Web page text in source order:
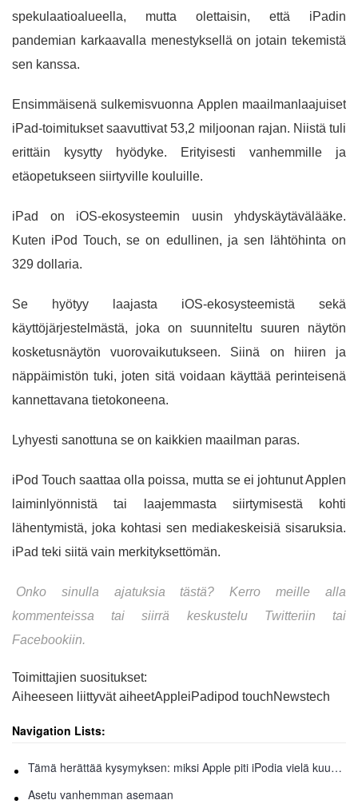
spekulaatioalueella, mutta olettaisin, että iPadin
pandemian karkaavalla menestyksellä on jotain tekemistä
sen kanssa.
Ensimmäisenä sulkemisvuonna Applen maailmanlaajuiset
iPad-toimitukset saavuttivat 53,2 miljoonan rajan. Niistä tuli
erittäin kysytty hyödyke. Erityisesti vanhemmille ja
etäopetukseen siirtyville kouluille.
iPad on iOS-ekosysteemin uusin yhdyskäytävälääke.
Kuten iPod Touch, se on edullinen, ja sen lähtöhinta on
329 dollaria.
Se hyötyy laajasta iOS-ekosysteemistä sekä
käyttöjärjestelmästä, joka on suunniteltu suuren näytön
kosketusnäytön vuorovaikutukseen. Siinä on hiiren ja
näppäimistön tuki, joten sitä voidaan käyttää perinteisenä
kannettavana tietokoneena.
Lyhyesti sanottuna se on kaikkien maailman paras.
iPod Touch saattaa olla poissa, mutta se ei johtunut Applen
laiminlyönnistä tai laajemmasta siirtymisestä kohti
lähentymistä, joka kohtasi sen mediakeskeisiä sisaruksia.
iPad teki siitä vain merkityksettömän.
Onko sinulla ajatuksia tästä? Kerro meille alla
kommenteissa tai siirrä keskustelu Twitteriin tai
Facebookiin.
Toimittajien suositukset:
Aiheeseen liittyvät aiheetAppleiPadipod touchNewstech
Navigation Lists:
Tämä herättää kysymyksen: miksi Apple piti iPodia vielä kuusi vuotta?
Asetu vanhemman asemaan